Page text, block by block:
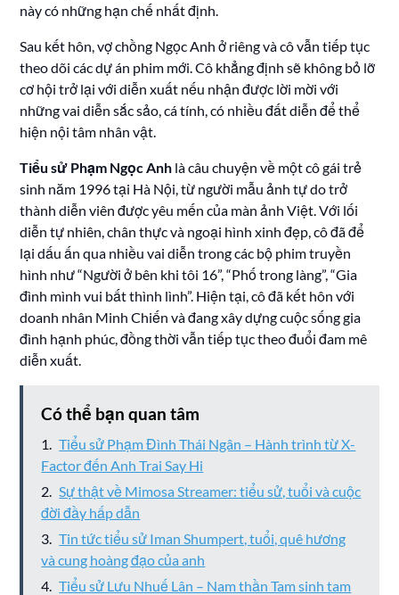
này có những hạn chế nhất định.
Sau kết hôn, vợ chồng Ngọc Anh ở riêng và cô vẫn tiếp tục
theo dõi các dự án phim mới. Cô khẳng định sẽ không bỏ lỡ
cơ hội trở lại với diễn xuất nếu nhận được lời mời với
những vai diễn sắc sảo, cá tính, có nhiều đất diễn để thể
hiện nội tâm nhân vật.
Tiểu sử Phạm Ngọc Anh là câu chuyện về một cô gái trẻ
sinh năm 1996 tại Hà Nội, từ người mẫu ảnh tự do trở
thành diễn viên được yêu mến của màn ảnh Việt. Với lối
diễn tự nhiên, chân thực và ngoại hình xinh đẹp, cô đã để
lại dấu ấn qua nhiều vai diễn trong các bộ phim truyền
hình như “Người ở bên khi tôi 16”, “Phố trong làng”, “Gia
đình mình vui bất thình lình”. Hiện tại, cô đã kết hôn với
doanh nhân Minh Chiến và đang xây dựng cuộc sống gia
đình hạnh phúc, đồng thời vẫn tiếp tục theo đuổi đam mê
diễn xuất.
Có thể bạn quan tâm
Tiểu sử Phạm Đình Thái Ngân – Hành trình từ X-
Factor đến Anh Trai Say Hi
Sự thật về Mimosa Streamer: tiểu sử, tuổi và cuộc
đời đầy hấp dẫn
Tin tức tiểu sử Iman Shumpert, tuổi, quê hương
và cung hoàng đạo của anh
Tiểu sử Lưu Nhuế Lân – Nam thần Tam sinh tam